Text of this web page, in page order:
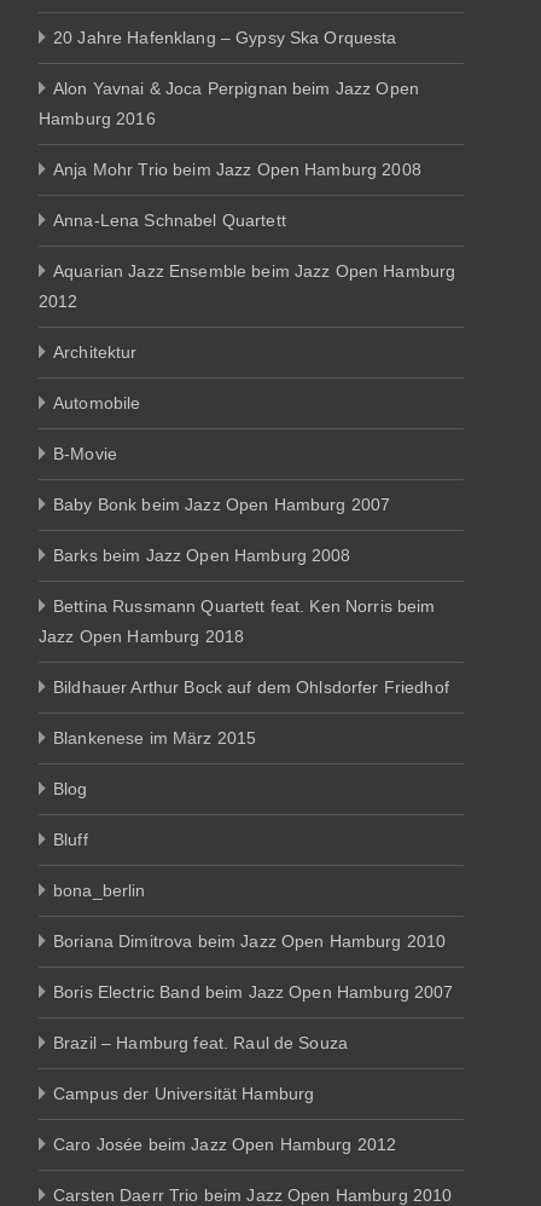
20 Jahre Hafenklang – Gypsy Ska Orquesta
Alon Yavnai & Joca Perpignan beim Jazz Open
Hamburg 2016
Anja Mohr Trio beim Jazz Open Hamburg 2008
Anna-Lena Schnabel Quartett
Aquarian Jazz Ensemble beim Jazz Open Hamburg
2012
Architektur
Automobile
B-Movie
Baby Bonk beim Jazz Open Hamburg 2007
Barks beim Jazz Open Hamburg 2008
Bettina Russmann Quartett feat. Ken Norris beim
Jazz Open Hamburg 2018
Bildhauer Arthur Bock auf dem Ohlsdorfer Friedhof
Blankenese im März 2015
Blog
Bluff
bona_berlin
Boriana Dimitrova beim Jazz Open Hamburg 2010
Boris Electric Band beim Jazz Open Hamburg 2007
Brazil – Hamburg feat. Raul de Souza
Campus der Universität Hamburg
Caro Josée beim Jazz Open Hamburg 2012
Carsten Daerr Trio beim Jazz Open Hamburg 2010